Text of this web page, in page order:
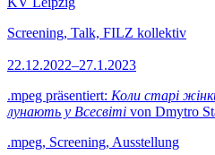
Screening, Talk, FILZ kollektiv
22.12.2022–27.1.2023
.mpeg präsentiert: Коли старі
лунають у Всесвіті von Dmytro
.mpeg, Screening, Ausstellung